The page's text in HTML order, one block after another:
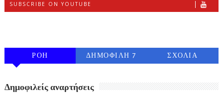
SUBSCRIBE ON YOUTUBE
ΡΟΗ
ΔΗΜΟΦΙΛΗ 7
ΣΧΟΛΙΑ
Δημοφιλείς αναρτήσεις